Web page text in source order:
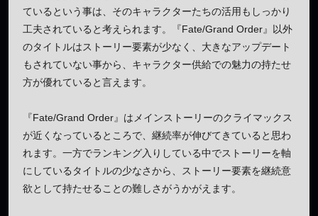
ているという事は、そのキャラクターたちの活用もしっかり
工夫されていると考えられます。『Fate/Grand Order』以外
のタイトルはストーリー要素が少なく、大きなアップデート
もされていない事から、キャラクター供給での魅力の持たせ
方が優れていると言えます。
『Fate/Grand Order』はメインストーリーのクライマックス
が近くなっているところで、継続率が伸びてきていると思わ
れます。一方でランキング入りしている中でストーリーを軸
にしているタイトルの少なさから、ストーリー要素を継続意
欲として持たせることの難しさがうかがえます。